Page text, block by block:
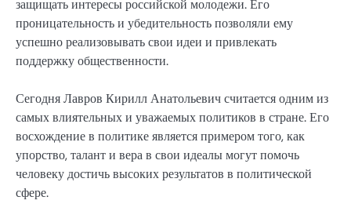
защищать интересы российской молодежи. Его
проницательность и убедительность позволяли ему
успешно реализовывать свои идеи и привлекать
поддержку общественности.
Сегодня Лавров Кирилл Анатольевич считается одним из
самых влиятельных и уважаемых политиков в стране. Его
восхождение в политике является примером того, как
упорство, талант и вера в свои идеалы могут помочь
человеку достичь высоких результатов в политической
сфере.